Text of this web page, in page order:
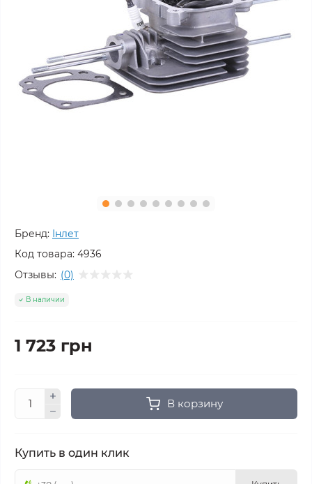
Бренд: Інлет
Код товара: 4936
Отзывы: (0)
В наличии
1 723 грн
В корзину
Купить в один клик